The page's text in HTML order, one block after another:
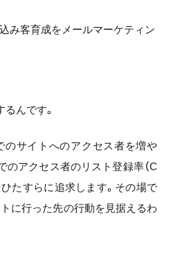
み客育成をメールマーケティン
んです。
のサイトへのアクセス者を増や
のアクセス者のリスト登録率（C
ひたすらに追求します。その場で
に行った先の行動を見据えるわ